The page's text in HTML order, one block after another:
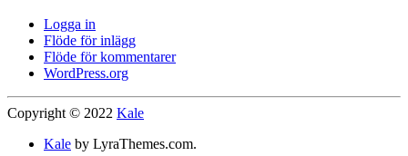
Logga in
Flöde för inlägg
Flöde för kommentarer
WordPress.org
Copyright © 2022 Kale
Kale by LyraThemes.com.